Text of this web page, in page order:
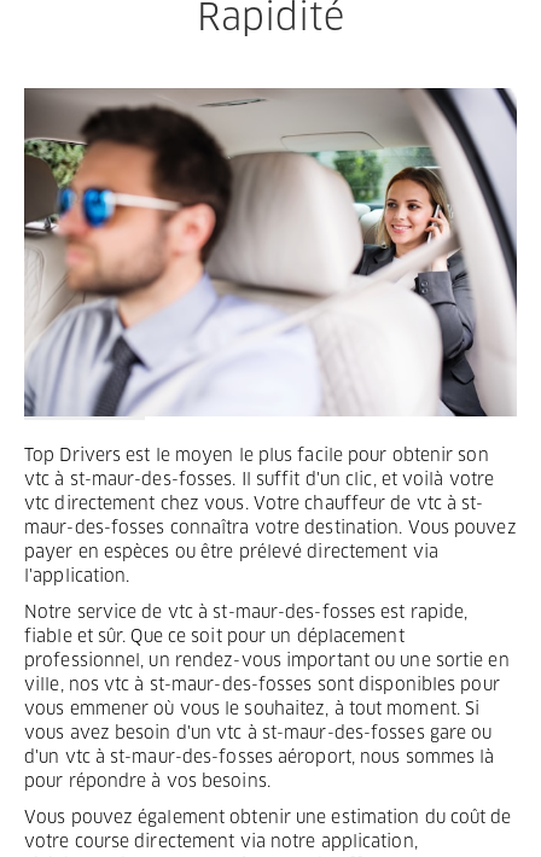
Mentions légales
Privacy
Rapidité
Top Drivers est le moyen le plus facile pour obtenir son
vtc à st-maur-des-fosses. Il suffit d'un clic, et voilà votre
vtc directement chez vous. Votre chauffeur de vtc à st-
maur-des-fosses connaîtra votre destination. Vous pouvez
payer en espèces ou être prélevé directement via
l'application.
Notre service de vtc à st-maur-des-fosses est rapide,
fiable et sûr. Que ce soit pour un déplacement
professionnel, un rendez-vous important ou une sortie en
ville, nos vtc à st-maur-des-fosses sont disponibles pour
vous emmener où vous le souhaitez, à tout moment. Si
vous avez besoin d'un vtc à st-maur-des-fosses gare ou
d'un vtc à st-maur-des-fosses aéroport, nous sommes là
pour répondre à vos besoins.
Vous pouvez également obtenir une estimation du coût de
votre course directement via notre application,